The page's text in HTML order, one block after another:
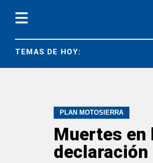
TEMAS DE HOY:
PLAN MOTOSIERRA
Muertes en
declaración